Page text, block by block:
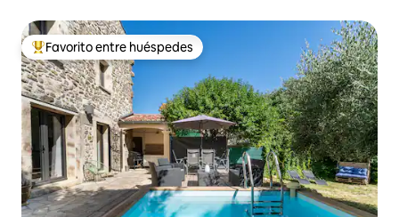
Favorito entre los huéspedes más destacados
Favorito entre huéspedes